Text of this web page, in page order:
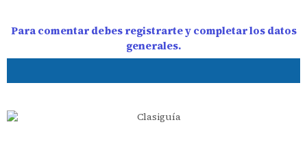
Para comentar debes registrarte y completar los datos
generales.